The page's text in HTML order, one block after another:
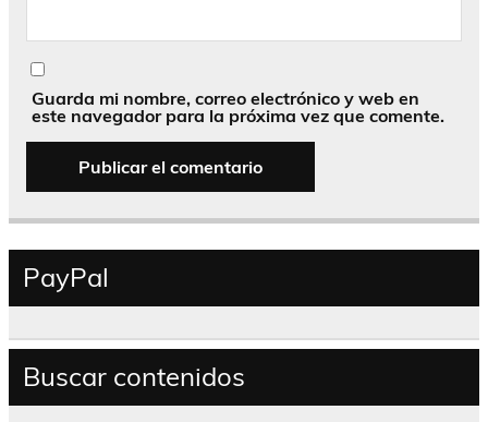
Guarda mi nombre, correo electrónico y web en
este navegador para la próxima vez que comente.
PayPal
Buscar contenidos